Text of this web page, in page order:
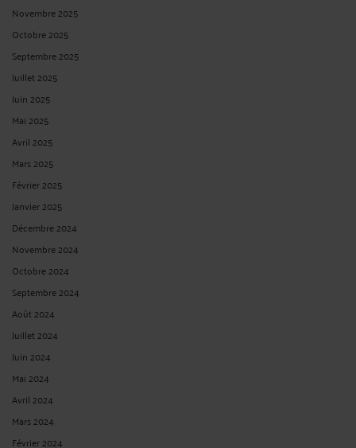
Novembre 2025
Octobre 2025
Septembre 2025
Juillet 2025
Juin 2025
Mai 2025
Avril 2025
Mars 2025
Février 2025
Janvier 2025
Décembre 2024
Novembre 2024
Octobre 2024
Septembre 2024
Août 2024
Juillet 2024
Juin 2024
Mai 2024
Avril 2024
Mars 2024
Février 2024